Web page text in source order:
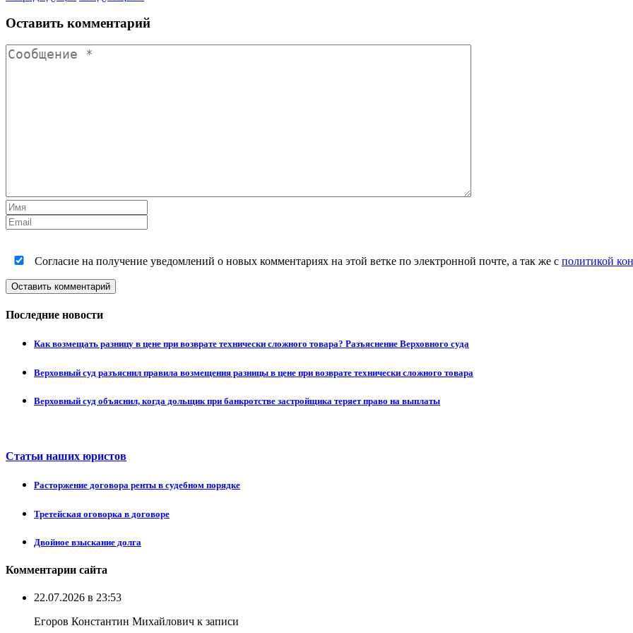
Оставить комментарий
Согласие на получение уведомлений о новых комментариях на этой ветке по электронной почте, а так же с политикой
Оставить комментарий
Последние новости
Как возмещать разницу в цене при возврате технически сложного товара? Разъяснение Верховного суда
Верховный суд разъяснил правила возмещения разницы в цене при возврате технически сложного товара
Верховный суд объяснил, когда дольщик при банкротстве застройщика теряет право на выплаты
Статьи наших юристов
Расторжение договора ренты в судебном порядке
Третейская оговорка в договоре
Двойное взыскание долга
Комментарии сайта
22.07.2026 в 23:53
Егоров Константин Михайлович к записи